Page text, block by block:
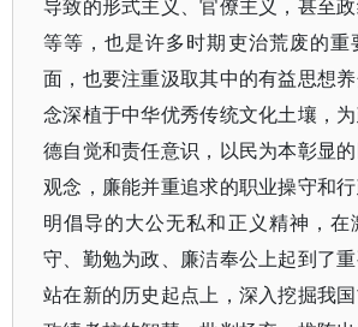
导致的形式主义、官僚主义，甚至
等等，也是许多时期吏治荒废的重
面，也要注重汲取其中的有益思想
念深植于中华优秀传统文化土壤，
德自觉和责任意识，以民为本彰显
观念，廉能并重追求的职业操守和
明倡导的大公无私和正义精神，在
守、勤勉为政、廉洁奉公上起到了重
站在新的历史起点上，深入挖掘我